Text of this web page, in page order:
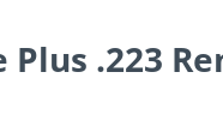
Plus .223